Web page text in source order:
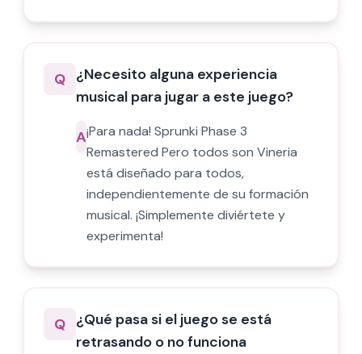
Q ¿Necesito alguna experiencia
musical para jugar a este juego?
A¡Para nada! Sprunki Phase 3
Remastered Pero todos son Vineria
está diseñado para todos,
independientemente de su formación
musical. ¡Simplemente diviértete y
experimenta!
Q ¿Qué pasa si el juego se está
retrasando o no funciona